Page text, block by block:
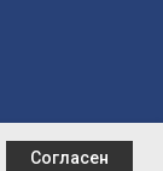
Согласен